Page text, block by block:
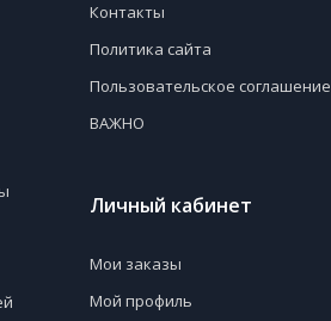
Контакты
Политика сайта
Пользовательское соглашение
ВАЖНО
Личный кабинет
Мои заказы
Мой профиль